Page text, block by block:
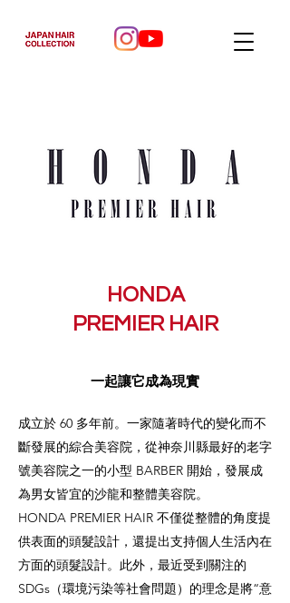
HONDA
PREMIER HAIR
一起讓它成為現實
成立於 60 多年前。一家隨著時代的變化而不
斷發展的綜合美容院，從神奈川縣最好的老字
號美容院之一的小型 BARBER 開始，發展成
為男女皆宜的沙龍和整體美容院。
HONDA PREMIER HAIR 不僅從整體的角度提
供表面的頭髮設計，還提出支持個人生活內在
方面的頭髮設計。此外，最近受到關注的
SDGs（環境污染等社會問題）的理念是將“意